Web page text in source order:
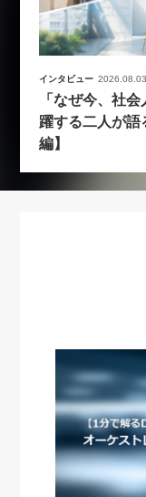
インタビュー 2026.08.03
「なぜ今、社
躍する二人が語
編】